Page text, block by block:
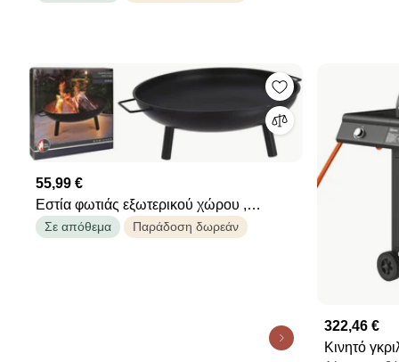
55,99 €
Εστία φωτιάς εξωτερικού χώρου ,
59.5x12x59.5cm, Μαύρο
Σε απόθεμα Παράδοση δωρεάν
322,46 €
Κινητό